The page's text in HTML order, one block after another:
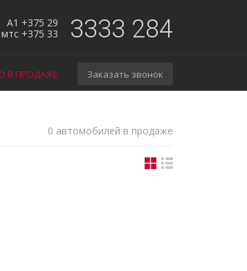
A1 +375 29
мтс +375 33
3333 284
В ПРОДАЖЕ Заказать звонок
0 автомобилей в продаже